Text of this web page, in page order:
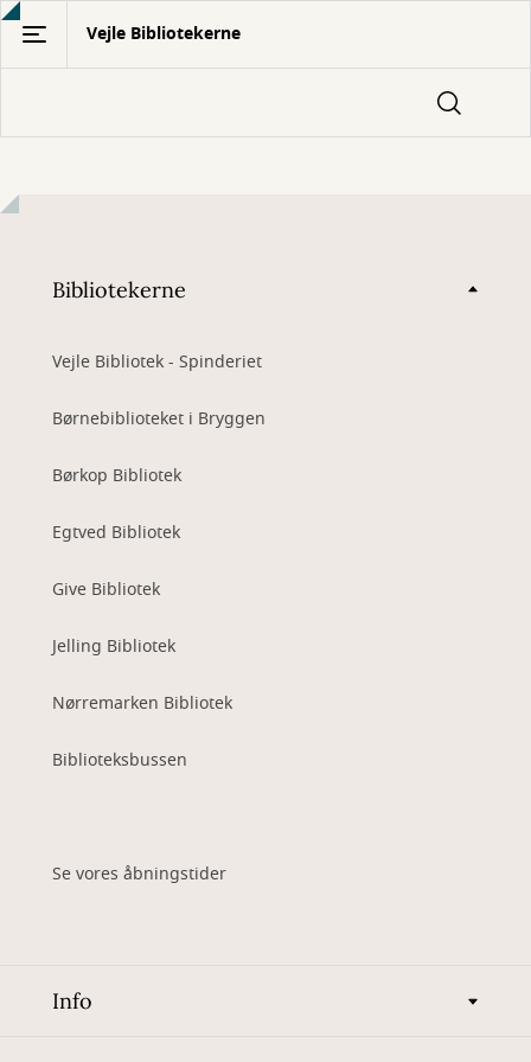
Gå
hovedindhold
Vejle Bibliotekerne
Bibliotekerne
Vejle Bibliotek - Spinderiet
Børnebiblioteket i Bryggen
Børkop Bibliotek
Egtved Bibliotek
Give Bibliotek
Jelling Bibliotek
Nørremarken Bibliotek
Biblioteksbussen
Se vores åbningstider
Info